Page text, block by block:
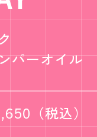
パーオイル
（税込）